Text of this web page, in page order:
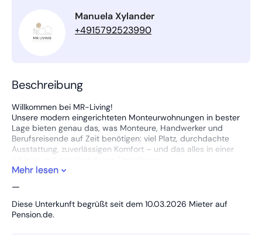
Manuela Xylander
+4915792523990
Beschreibung
Willkommen bei MR-Living!
Unsere modern eingerichteten Monteurwohnungen in bester
Lage bieten genau das, was Monteure, Handwerker und
Berufsreisende auf Zeit benötigen: viel Platz, durchdachte
Ausstattung, zuverlässigen Komfort – und das alles in einer
Wohnung bietet Platz für 6 Personen.
Die Wohnung hat ein Schlafzimmer mit 3 Einzelbetten, ein
Schlafzimmer mit 2 Einzelbetten und ein Zimmer mit einem
Badewanne, voll ausgestattete Küche mit Spülmaschine,
Mehr lesen
—
Diese Unterkunft begrüßt seit dem 10.03.2026 Mieter auf
Pension.de.